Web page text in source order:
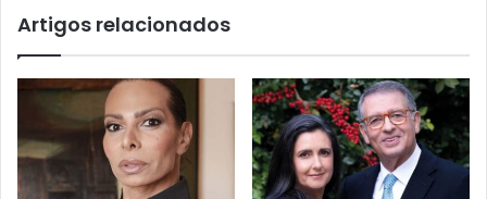
Artigos relacionados